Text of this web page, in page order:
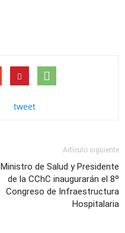
tweet
Artículo siguiente
Ministro de Salud y Presidente
de la CChC inaugurarán el 8º
Congreso de Infraestructura
Hospitalaria